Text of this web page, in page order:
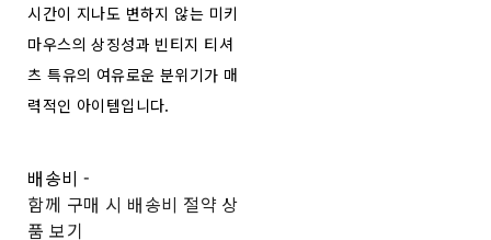
시간이 지나도 변하지 않는 미키
마우스의 상징성과 빈티지 티셔
츠 특유의 여유로운 분위기가 매
력적인 아이템입니다.
배송비-
함께 구매 시 배송비 절약 상
품 보기